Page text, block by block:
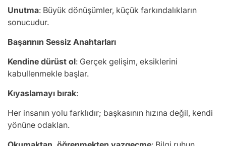
Unutma: Büyük dönüşümler, küçük farkındalıkların
sonucudur.
Başarının Sessiz Anahtarları
Kendine dürüst ol: Gerçek gelişim, eksiklerini
kabullenmekle başlar.
Kıyaslamayı bırak:
Her insanın yolu farklıdır; başkasının hızına değil, kendi
yönüne odaklan.